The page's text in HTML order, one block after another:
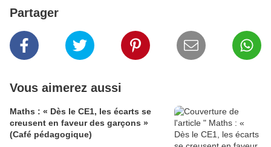
Partager
Vous aimerez aussi
Maths : « Dès le CE1, les écarts se
creusent en faveur des garçons »
(Café pédagogique)